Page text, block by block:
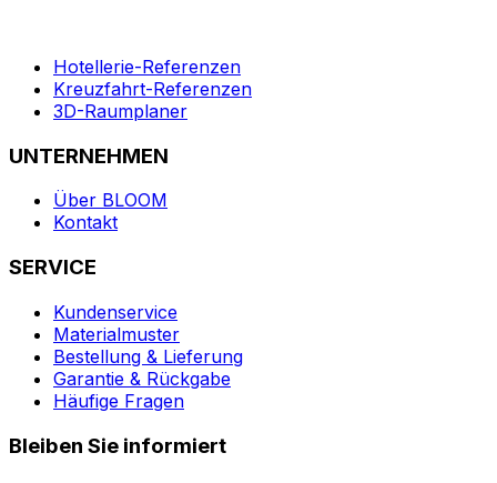
Hotellerie-Referenzen
Kreuzfahrt-Referenzen
3D-Raumplaner
UNTERNEHMEN
Über BLOOM
Kontakt
SERVICE
Kundenservice
Materialmuster
Bestellung & Lieferung
Garantie & Rückgabe
Häufige Fragen
Bleiben Sie informiert